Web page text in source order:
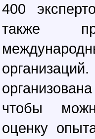
400
также
чтобы
оценку